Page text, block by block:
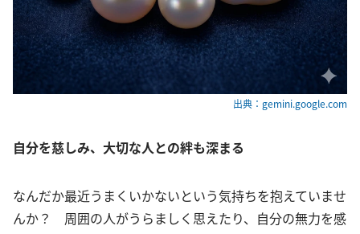
出典：gemini.google.com
自分を慈しみ、大切な人との絆も深まる
なんだか最近うまくいかないという気持ちを抱えていませ
んか？ 周囲の人がうらましく思えたり、自分の無力を感